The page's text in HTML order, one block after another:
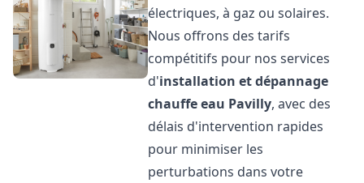
électriques, à gaz ou solaires.
Nous offrons des tarifs
compétitifs pour nos services
d'installation et dépannage
chauffe eau Pavilly, avec des
délais d'intervention rapides
pour minimiser les
perturbations dans votre